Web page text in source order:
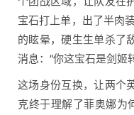
宝石打上单，出了半肉
的眩晕，硬生生单杀了
消息：“你这宝石是剑姬
这场身份互换，让两个
克终于理解了菲奥娜